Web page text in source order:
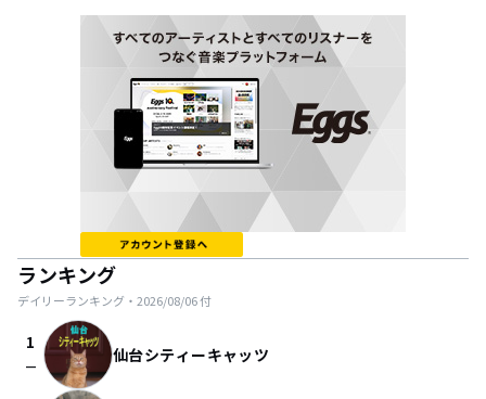
ランキング
デイリーランキング・ 2026/08/06付
1
check_indeterminate_small 仙台シティーキャッツ